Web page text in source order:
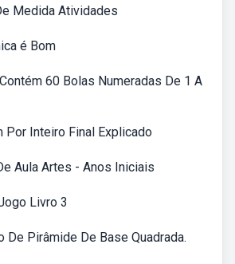
Medida Atividades
é Bom
60 Bolas Numeradas De 1 A
Por Inteiro Final Explicado
Aula Artes - Anos Iniciais
Livro 3
De Pirâmide De Base Quadrada.